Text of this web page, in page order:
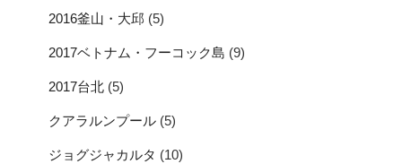
2016釜山・大邱 (5)
2017ベトナム・フーコック島 (9)
2017台北 (5)
クアラルンプール (5)
ジョグジャカルタ (10)